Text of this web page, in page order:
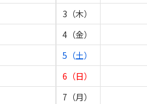
3（木）
4（金）
5（土）
6（日）
7（月）